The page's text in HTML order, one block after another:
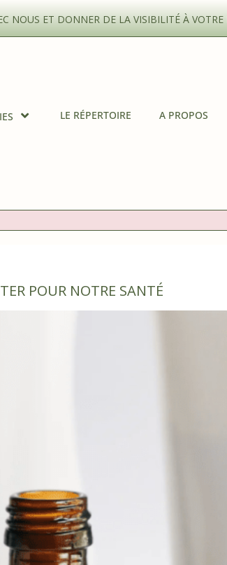
NOUS ET DONNER DE LA VISIBILITÉ À VOTRE
LE RÉPERTOIRE A PROPOS
POUR NOTRE SANTÉ